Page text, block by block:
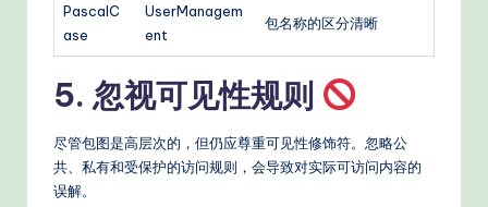
PascalC
ase
UserManagem
ent
包名称的区分清晰
5. 忽视可见性规则
尽管包图是高层次的，但仍应尊重可见性修饰符。忽略公
共、私有和受保护的访问规则，会导致对实际可访问内容的
误解。